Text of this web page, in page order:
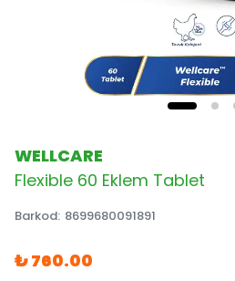
WELLCARE
Flexible 60 Eklem Tablet
Barkod: 8699680091891
₺ 760.00